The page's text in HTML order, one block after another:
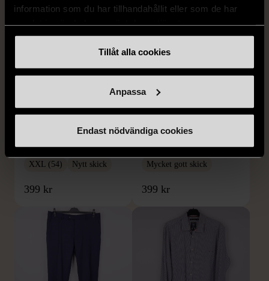
information som du har tillhandahållit eller som de har
Tillåt alla cookies
Anpassa
Endast nödvändiga cookies
By TeeShoppen 2-delar
mörkblå kostym
XXL (54) Nytt skick
399 kr
Hilditch & Key linneskjorta
med bröstficka
Mycket gott skick
399 kr